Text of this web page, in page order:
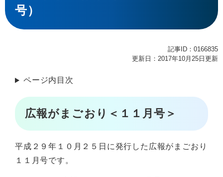
号）
記事ID：0166835
更新日：2017年10月25日更新
ページ内目次
広報がまごおり＜１１月号＞
平成２９年１０月２５日に発行した広報がまごおり
１１月号です。